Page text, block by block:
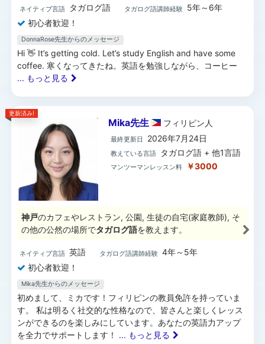
ネイティブ言語 タガログ語 タガログ語講師経験
5年～6年
初心者歓迎！
DonnaRose先生からのメッセージ
Hi 👋 It’s getting cold. Let’s study English and have some
coffee. 寒くなってきたね。英語を勉強しながら、コーヒー
... もっと見る
更新済み!
Mika先生 フィリピン 人
最終更新日 2026年7月24日
教えている言語 タガログ語 + 他1言語
マンツーマンレッスン料 ￥3000
神戸のカフェやレストラン, 公園, 生徒の自宅(家庭教師), そ
の他の公然の場所でタガログ語を教えます。
ネイティブ言語 英語 タガログ語講師経験 4年～5年
初心者歓迎！
Mika先生からのメッセージ
初めまして、ミカです！フィリピンの教員免許を持っていま
す。 私は明るく社交的な性格なので、皆さんと楽しくレッス
ンができるのを楽しみにしています。あなたの英語力アップ
を全力でサポートします！ ... もっと見る